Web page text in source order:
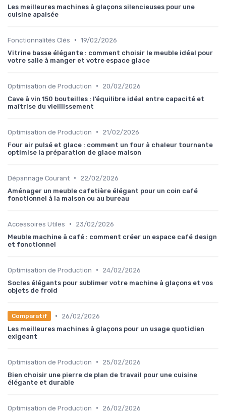
Les meilleures machines à glaçons silencieuses pour une
cuisine apaisée
Fonctionnalités Clés • 19/02/2026
Vitrine basse élégante : comment choisir le meuble idéal pour
votre salle à manger et votre espace glace
Optimisation de Production •
20/02/2026
Cave à vin 150 bouteilles : l’équilibre idéal entre capacité et
maîtrise du vieillissement
Optimisation de Production •
21/02/2026
Four air pulsé et glace : comment un four à chaleur tournante
optimise la préparation de glace maison
Dépannage Courant •
22/02/2026
Aménager un meuble cafetière élégant pour un coin café
fonctionnel à la maison ou au bureau
Accessoires Utiles •
23/02/2026
Meuble machine à café : comment créer un espace café design
et fonctionnel
Optimisation de Production •
24/02/2026
Socles élégants pour sublimer votre machine à glaçons et vos
objets de froid
Comparatif •
26/02/2026
Les meilleures machines à glaçons pour un usage quotidien
exigeant
Optimisation de Production •
25/02/2026
Bien choisir une pierre de plan de travail pour une cuisine
élégante et durable
Optimisation de Production •
26/02/2026